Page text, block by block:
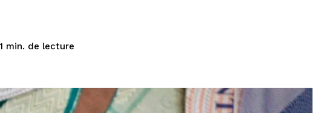
1 min. de lecture